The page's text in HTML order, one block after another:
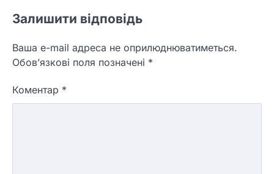
Залишити відповідь
Ваша e-mail адреса не оприлюднюватиметься.
Обов’язкові поля позначені *
Коментар *